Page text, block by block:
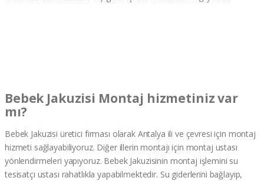
Bebek Jakuzisi Montaj hizmetiniz var
mı?
Bebek Jakuzisi üretici firması olarak Antalya ili ve çevresi için montaj
hizmeti sağlayabiliyoruz. Diğer illerin montajı için montaj ustası
yönlendirmeleri yapıyoruz. Bebek Jakuzisinin montaj işlemini su
tesisatçı ustası rahatlıkla yapabilmektedir. Su giderlerini bağlayıp,